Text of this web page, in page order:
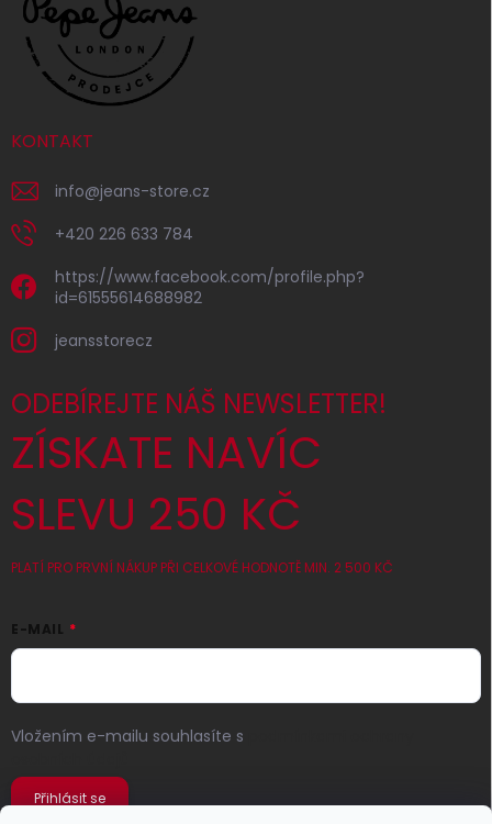
KONTAKT
info@jeans-store.cz
+420 226 633 784
https://www.facebook.com/profile.php?
id=61555614688982
jeansstorecz
ODEBÍREJTE NÁŠ NEWSLETTER!
ZÍSKATE NAVÍC
SLEVU 250 KČ
PLATÍ PRO PRVNÍ NÁKUP PŘI CELKOVÉ HODNOTĚ MIN. 2 500 KČ
E-MAIL
Vložením e-mailu souhlasíte s
Přihlásit se